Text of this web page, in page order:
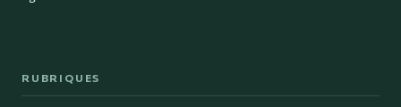
RUBRIQUES